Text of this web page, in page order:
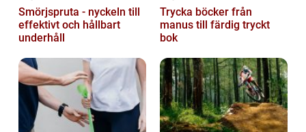
Smörjspruta - nyckeln till
effektivt och hållbart
underhåll
Trycka böcker från
manus till färdig tryckt
bok